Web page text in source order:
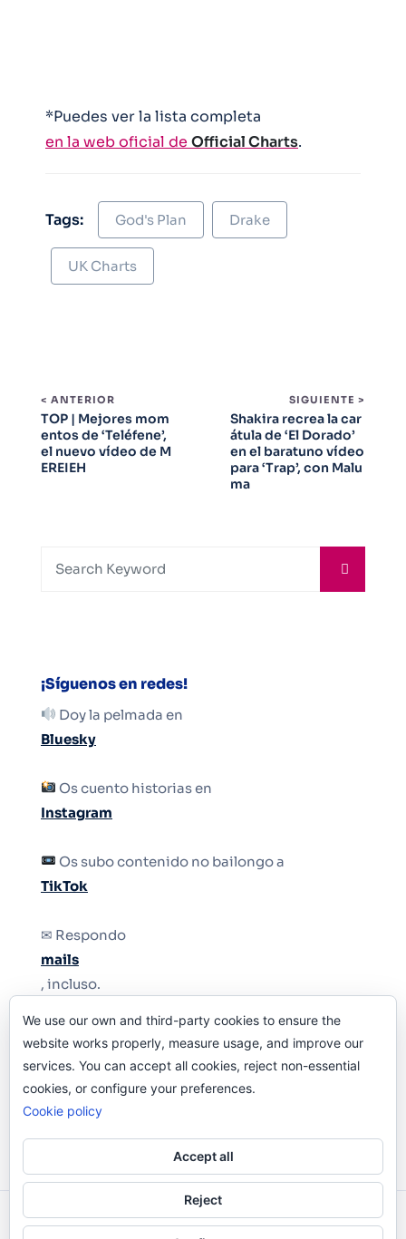
*Puedes ver la lista completa
en la web oficial de Official Charts.
Tags: God's Plan Drake
UK Charts
< ANTERIOR
TOP | Mejores mom
entos de ‘Teléfene’,
el nuevo vídeo de M
EREIEH
SIGUIENTE >
Shakira recrea la car
átula de ‘El Dorado’
en el baratuno vídeo
para ‘Trap’, con Malu
ma
¡Síguenos en redes!
Doy la pelmada en
Bluesky
Os cuento historias en
Instagram
Os subo contenido no bailongo a
TikTok
✉ Respondo
mails
, incluso.
Y si una persona no puede tener teléfono, que
le quiten el teléfono.
Odi O'Malley © 2016-2025. Todos Los Derechos
We use our own and third-party cookies to ensure the
website works properly, measure usage, and improve our
services. You can accept all cookies, reject non-essential
cookies, or configure your preferences.
Cookie policy
Accept all
Reject